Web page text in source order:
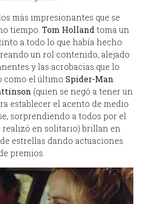
más impresionantes que se
tiempo. Tom Holland toma un
a todo lo que había hecho
un rol contenido, alejado
y las acrobacias que lo
como el último Spider-Man
(quien se negó a tener un
establecer el acento de medio
sorprendiendo a todos por el
realizó en solitario) brillan en
estrellas dando actuaciones
premios.